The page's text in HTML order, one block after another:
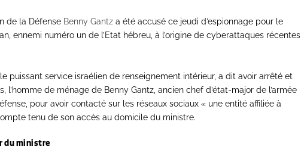
de la Défense Benny Gantz a été accusé ce jeudi d’espionnage pour le
ennemi numéro un de l’Etat hébreu, à l’origine de cyberattaques récentes
, le puissant service israélien de renseignement intérieur, a dit avoir arrêté et
l’homme de ménage de Benny Gantz, ancien chef d’état-major de l’armée
pour avoir contacté sur les réseaux sociaux « une entité affiliée à
tenu de son accès au domicile du ministre.
du ministre